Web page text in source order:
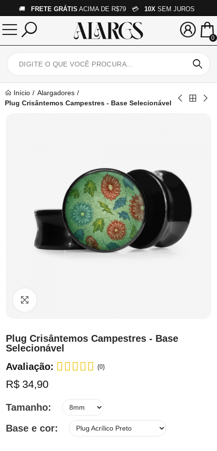
🚚 FRETE GRÁTIS ACIMA DE R$79 💳 10X SEM JUROS
0
Início
Alargadores
Plug Crisântemos Campestres - Base Selecionável
Plug Crisântemos Campestres - Base
Selecionável
Avaliação:
(0)
R$ 34,90
Tamanho
Base e cor